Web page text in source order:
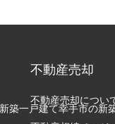
築一戸建て幸手市の新
不動産売却
不動産売却につい